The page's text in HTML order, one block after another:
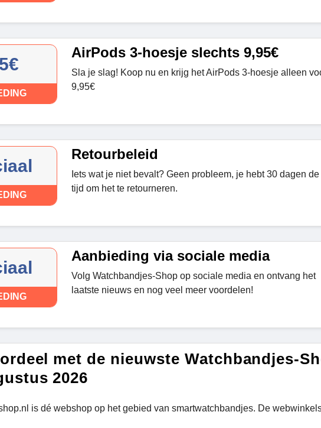
AirPods 3-hoesje slechts 9,95€
Sla je slag! Koop nu en krijg het AirPods 3-hoesje alleen
9,95€
Retourbeleid
Iets wat je niet bevalt? Geen probleem, je hebt 30 dagen de
tijd om het te retourneren.
Aanbieding via sociale media
Volg Watchbandjes-Shop op sociale media en ontvang het
laatste nieuws en nog veel meer voordelen!
met de nieuwste Watchbandjes-
2026
is dé webshop op het gebied van smartwatchbandjes. De